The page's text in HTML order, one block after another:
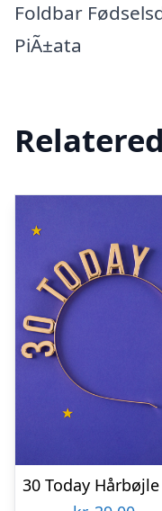
Foldbar
PiÃ±ata